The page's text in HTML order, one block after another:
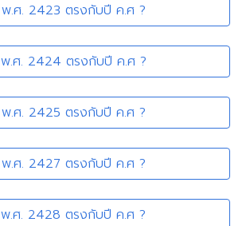
พ.ศ. 2423 ตรงกับปี ค.ศ ?
พ.ศ. 2424 ตรงกับปี ค.ศ ?
พ.ศ. 2425 ตรงกับปี ค.ศ ?
พ.ศ. 2427 ตรงกับปี ค.ศ ?
พ.ศ. 2428 ตรงกับปี ค.ศ ?